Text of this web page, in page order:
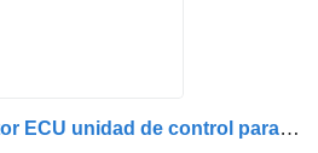
Unitate de Control Motor ECU unidad de control para Scania 2664542 / 2575033 / 2643647 / 2717277 / 2771790 / 2806400 / 2818472 / 2841937 / 2853088 / 2882669 / 2890383 camión